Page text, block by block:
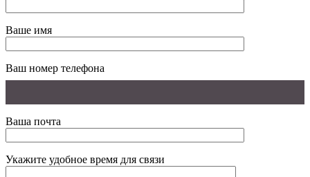
Ваше имя
Ваш номер телефона
Ваша почта
Укажите удобное время для связи